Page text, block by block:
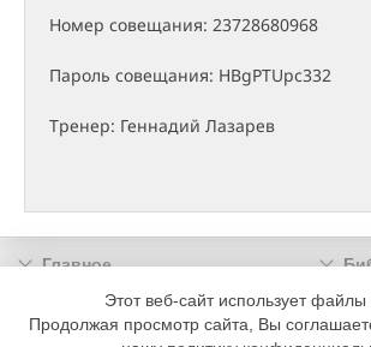
Номер совещания: 23728680968
Пароль совещания: HBgPTUpc332
Тренер: Геннадий Лазарев
Главное
Подписка
Информация
Этот веб-сайт использует файлы
Продолжая просмотр сайта, Вы